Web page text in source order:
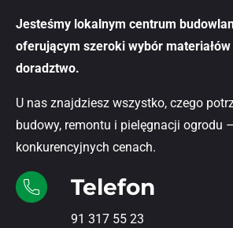
Jesteśmy lokalnym centrum
oferującym szeroki wybór
doradztwo.
U nas znajdziesz wszystko, czego
budowy, remontu i pielęgnacji ogrodu
konkurencyjnych cenach.
Telefon
91 317 55 23